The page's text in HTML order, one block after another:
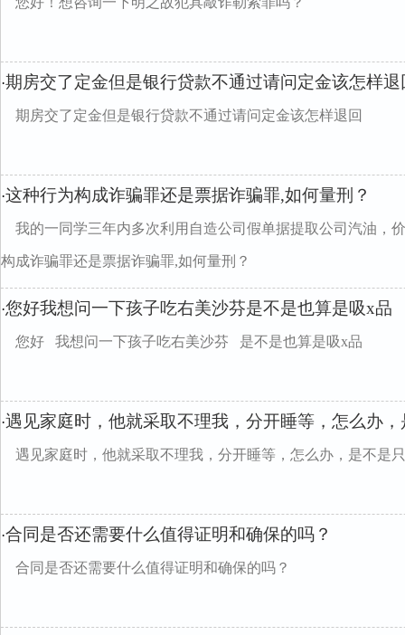
·期房交了定金但是银行贷款不通过请问定金该怎样退
期房交了定金但是银行贷款不通过请问定金该怎样退回
·这种行为构成诈骗罪还是票据诈骗罪,如何量刑？
我的一同学三年内多次利用自造公司假单据提取公司汽油，
构成诈骗罪还是票据诈骗罪,如何量刑？
·您好我想问一下孩子吃右美沙芬是不是也算是吸x品
您好 我想问一下孩子吃右美沙芬 是不是也算是吸x品
·遇见家庭时，他就采取不理我，分开睡等，怎么办
遇见家庭时，他就采取不理我，分开睡等，怎么办，是不是
·合同是否还需要什么值得证明和确保的吗？
合同是否还需要什么值得证明和确保的吗？